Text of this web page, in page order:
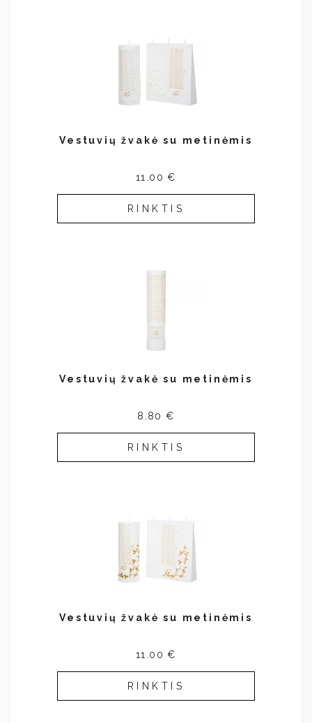
Vestuvių žvakė su metinėmis
11.00 €
RINKTIS
Vestuvių žvakė su metinėmis
8.80 €
RINKTIS
Vestuvių žvakė su metinėmis
11.00 €
RINKTIS